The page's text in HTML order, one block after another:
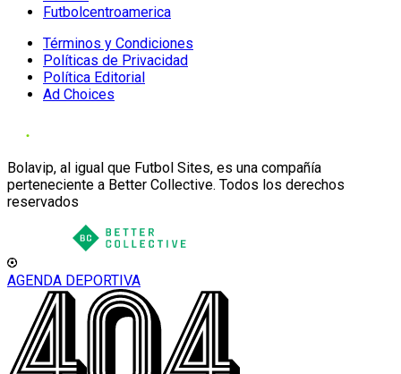
Futbolcentroamerica
Términos y Condiciones
Políticas de Privacidad
Política Editorial
Ad Choices
Bolavip, al igual que Futbol Sites, es una compañía
perteneciente a Better Collective. Todos los derechos
reservados
AGENDA DEPORTIVA